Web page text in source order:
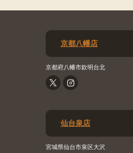
京都八幡店
京都府八幡市欽明台北
仙台泉店
宮城県仙台市泉区大沢